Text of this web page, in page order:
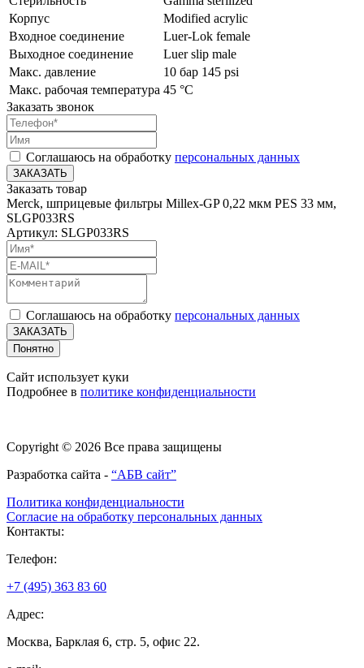
Корпус
Modified acrylic
Входное соединение
Luer-Lok female
Выходное соединение
Luer slip male
Макс. давление
10 бар 145 psi
Макс. рабочая температура 45 °C
Заказать звонок
Соглашаюсь на обработку персональных данных
ЗАКАЗАТЬ
Заказать товар
Merck, шприцевые фильтры Millex-GP 0,22 мкм PES 33 мм,
SLGP033RS
Артикул: SLGP033RS
Соглашаюсь на обработку персональных данных
ЗАКАЗАТЬ
Понятно
Сайт использует куки
Подробнее в политике конфиденциальности
Copyright © 2026 Все права защищены
Разработка сайта - “АБВ сайт”
Политика конфиденциальности
Согласие на обработку персональных данных
Контакты:
Телефон:
+7 (495) 363 83 60
Адрес:
Москва, Барклая 6, стр. 5, офис 22.